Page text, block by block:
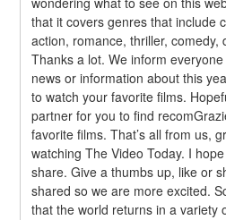
that it covers genres that include
action, romance, thriller, comedy,
Thanks a lot. We inform
news or information about this
to watch your favorite films.
partner for you to find
favorite films. That’s all from us,
watching The Video Today. I
share. Give a thumbs up, like or
shared so we are more excited.
that the world returns in a variety